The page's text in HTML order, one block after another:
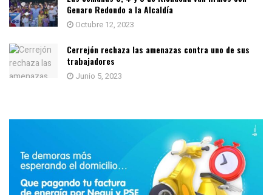
Genaro Redondo a la Alcaldía
Octubre 12, 2023
Cerrejón rechaza las amenazas contra uno de sus
trabajadores
Junio 5, 2023